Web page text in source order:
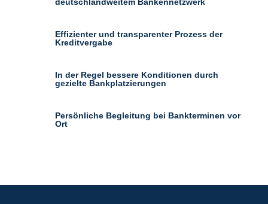
Effizienter und transparenter Prozess der
Kreditvergabe
In der Regel bessere Konditionen durch
gezielte Bankplatzierungen
Persönliche Begleitung bei Bankterminen vor
Ort